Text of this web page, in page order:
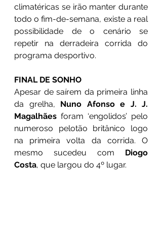
climatéricas se irão manter durante
todo o fim-de-semana, existe a real
possibilidade de o cenário se
repetir na derradeira corrida do
programa desportivo.
FINAL DE SONHO
Apesar de saírem da primeira linha
da grelha, Nuno Afonso e J. J.
Magalhães foram ‘engolidos’ pelo
numeroso pelotão britânico logo
na primeira volta da corrida. O
mesmo sucedeu com Diogo
Costa, que largou do 4º lugar.